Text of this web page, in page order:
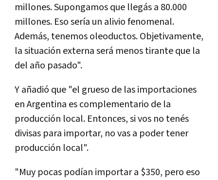
millones. Supongamos que llegás a 80.000
millones. Eso sería un alivio fenomenal.
Además, tenemos oleoductos. Objetivamente,
la situación externa será menos tirante que la
del año pasado".
Y añadió que "el grueso de las importaciones
en Argentina es complementario de la
producción local. Entonces, si vos no tenés
divisas para importar, no vas a poder tener
producción local".
"Muy pocas podían importar a $350, pero eso